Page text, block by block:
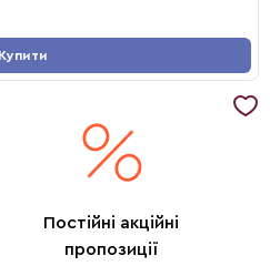
Купити
Постійні акційні
пропозиції